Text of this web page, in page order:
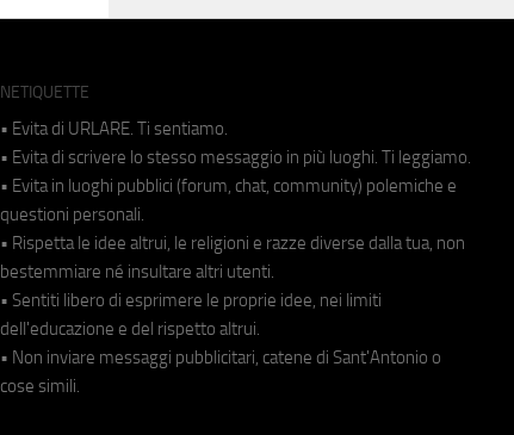
NETIQUETTE
• Evita di URLARE. Ti sentiamo.
• Evita di scrivere lo stesso messaggio in più luoghi. Ti leggiamo.
• Evita in luoghi pubblici (forum, chat, community) polemiche e
questioni personali.
• Rispetta le idee altrui, le religioni e razze diverse dalla tua, non
bestemmiare né insultare altri utenti.
• Sentiti libero di esprimere le proprie idee, nei limiti
dell'educazione e del rispetto altrui.
• Non inviare messaggi pubblicitari, catene di Sant'Antonio o
cose simili.